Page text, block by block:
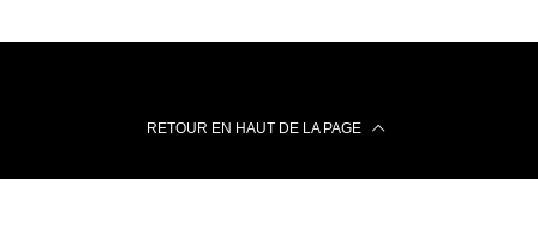
RETOUR EN HAUT DE LA PAGE